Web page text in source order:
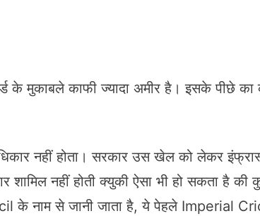
मुकाबले काफी ज्यादा अमीर है। इसके पीछे का
नहीं होता। सरकार उस खेल को लेकर
नहीं होती क्युकी ऐसा भी हो सकता है की
के नाम से जानी जाता है, ये पेहले Imperial